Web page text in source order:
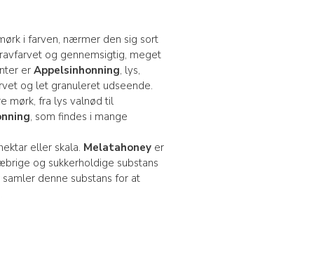
i farven, nærmer den sig sort
og gennemsigtig, meget
erAppelsinhonning, lys,
og let granuleret udseende.
mørk, fra lys valnød til
, som findes i mange
eller skala. Melatahoney er
og sukkerholdige substans
denne substans for at